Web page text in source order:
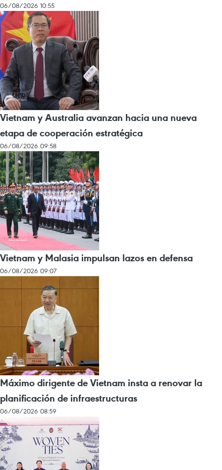
06/08/2026 10:55
Vietnam y Australia avanzan hacia una nueva
etapa de cooperación estratégica
06/08/2026 09:58
Vietnam y Malasia impulsan lazos en defensa
06/08/2026 09:07
Máximo dirigente de Vietnam insta a renovar la
planificación de infraestructuras
06/08/2026 08:59